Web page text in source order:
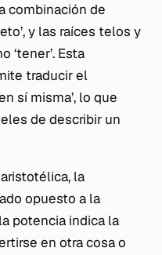
combinación de
y las raíces telos y
‘tener’. Esta
traducir el
sí misma’, lo que
de describir un
la
opuesto a la
potencia indica la
en otra cosa o